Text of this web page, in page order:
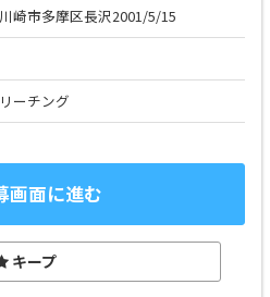
崎市多摩区長沢2001/5/15
ーチング
画面に進む
キープ